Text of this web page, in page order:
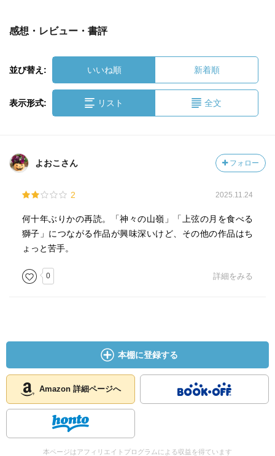
感想・レビュー・書評
並び替え: いいね順 新着順
表示形式: リスト 全文
よおこさん フォロー
2 2025.11.24
何十年ぶりかの再読。「神々の山嶺」「上弦の月を食べる
獅子」につながる作品が興味深いけど、その他の作品はち
ょっと苦手。
0 詳細をみる
本棚に登録する
Amazon 詳細ページへ
本ページはアフィリエイトプログラムによる収益を得ています